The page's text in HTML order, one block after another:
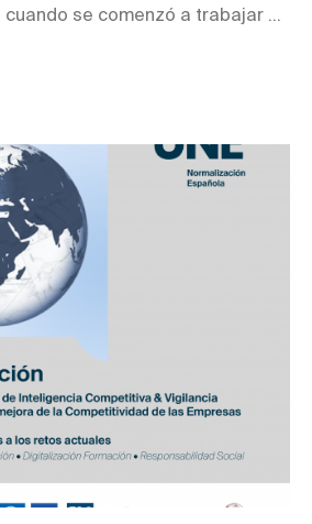
cuando se comenzó a trabajar ...